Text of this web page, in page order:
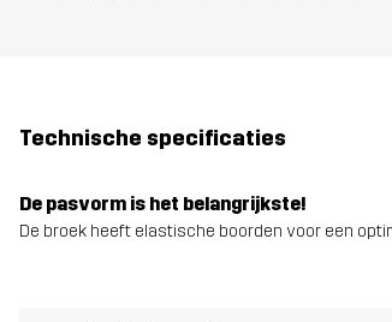
Technische specificaties
De pasvorm is het belangrijkste!
De broek heeft elastische boorden voor een